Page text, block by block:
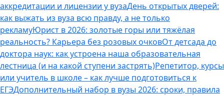
аккредитации и лицензии у вузаДень открытых дверей:
как выжать из вуза всю правду, а не только
рекламуЮрист в 2026: золотые горы или тяжёлая
реальность? Карьера без розовых очковОт детсада до
доктора наук: как устроена наша образовательная
лестница (и на какой ступени застрять)Репетитор, курсы
или учитель в школе – как лучше подготовиться к
ЕГЭДополнительный набор в вузы 2026: сроки, правила